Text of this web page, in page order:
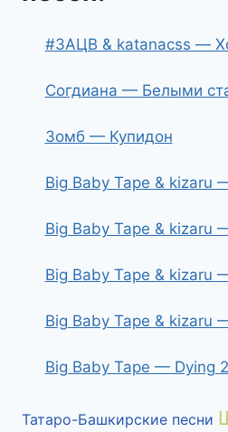
#ЗАЦВ & katanacss —
Согдиана — Белыми
Зомб — Купидон
Big Baby Tape & kizaru
Big Baby Tape & kizaru
Big Baby Tape & kizaru
Big Baby Tape & kizaru
Big Baby Tape — Dying
Татаро-Башкирские песни